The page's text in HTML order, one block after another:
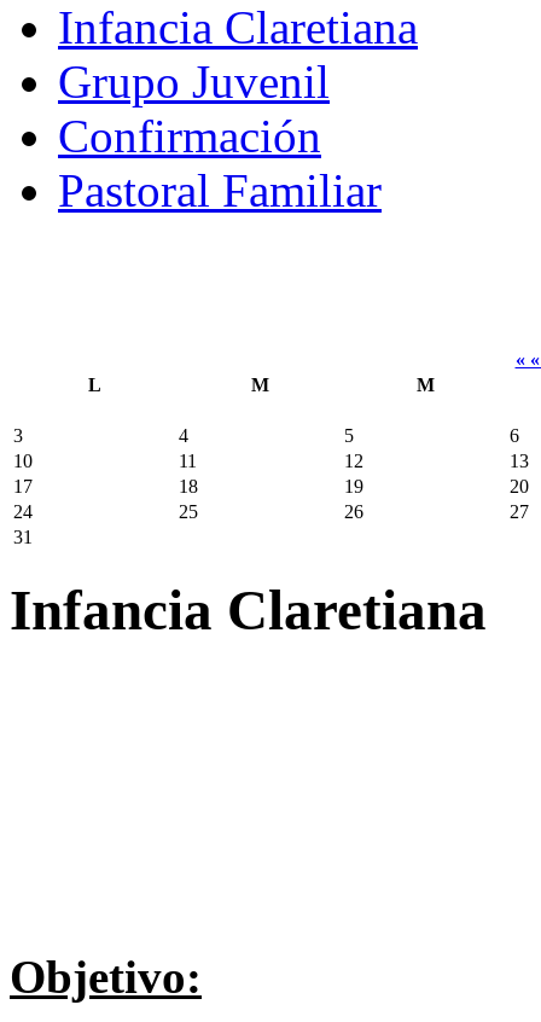
Infancia Claretiana
Grupo Juvenil
Confirmación
Pastoral Familiar
«
L
M M
3 4 5
6
10
11 12
13
17
18 19
20
24
25 26
27
31
Infancia Claretiana
Objetivo: